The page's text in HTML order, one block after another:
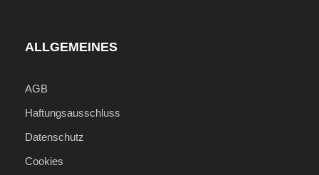
ALLGEMEINES
AGB
Haftungsausschluss
Datenschutz
Cookies